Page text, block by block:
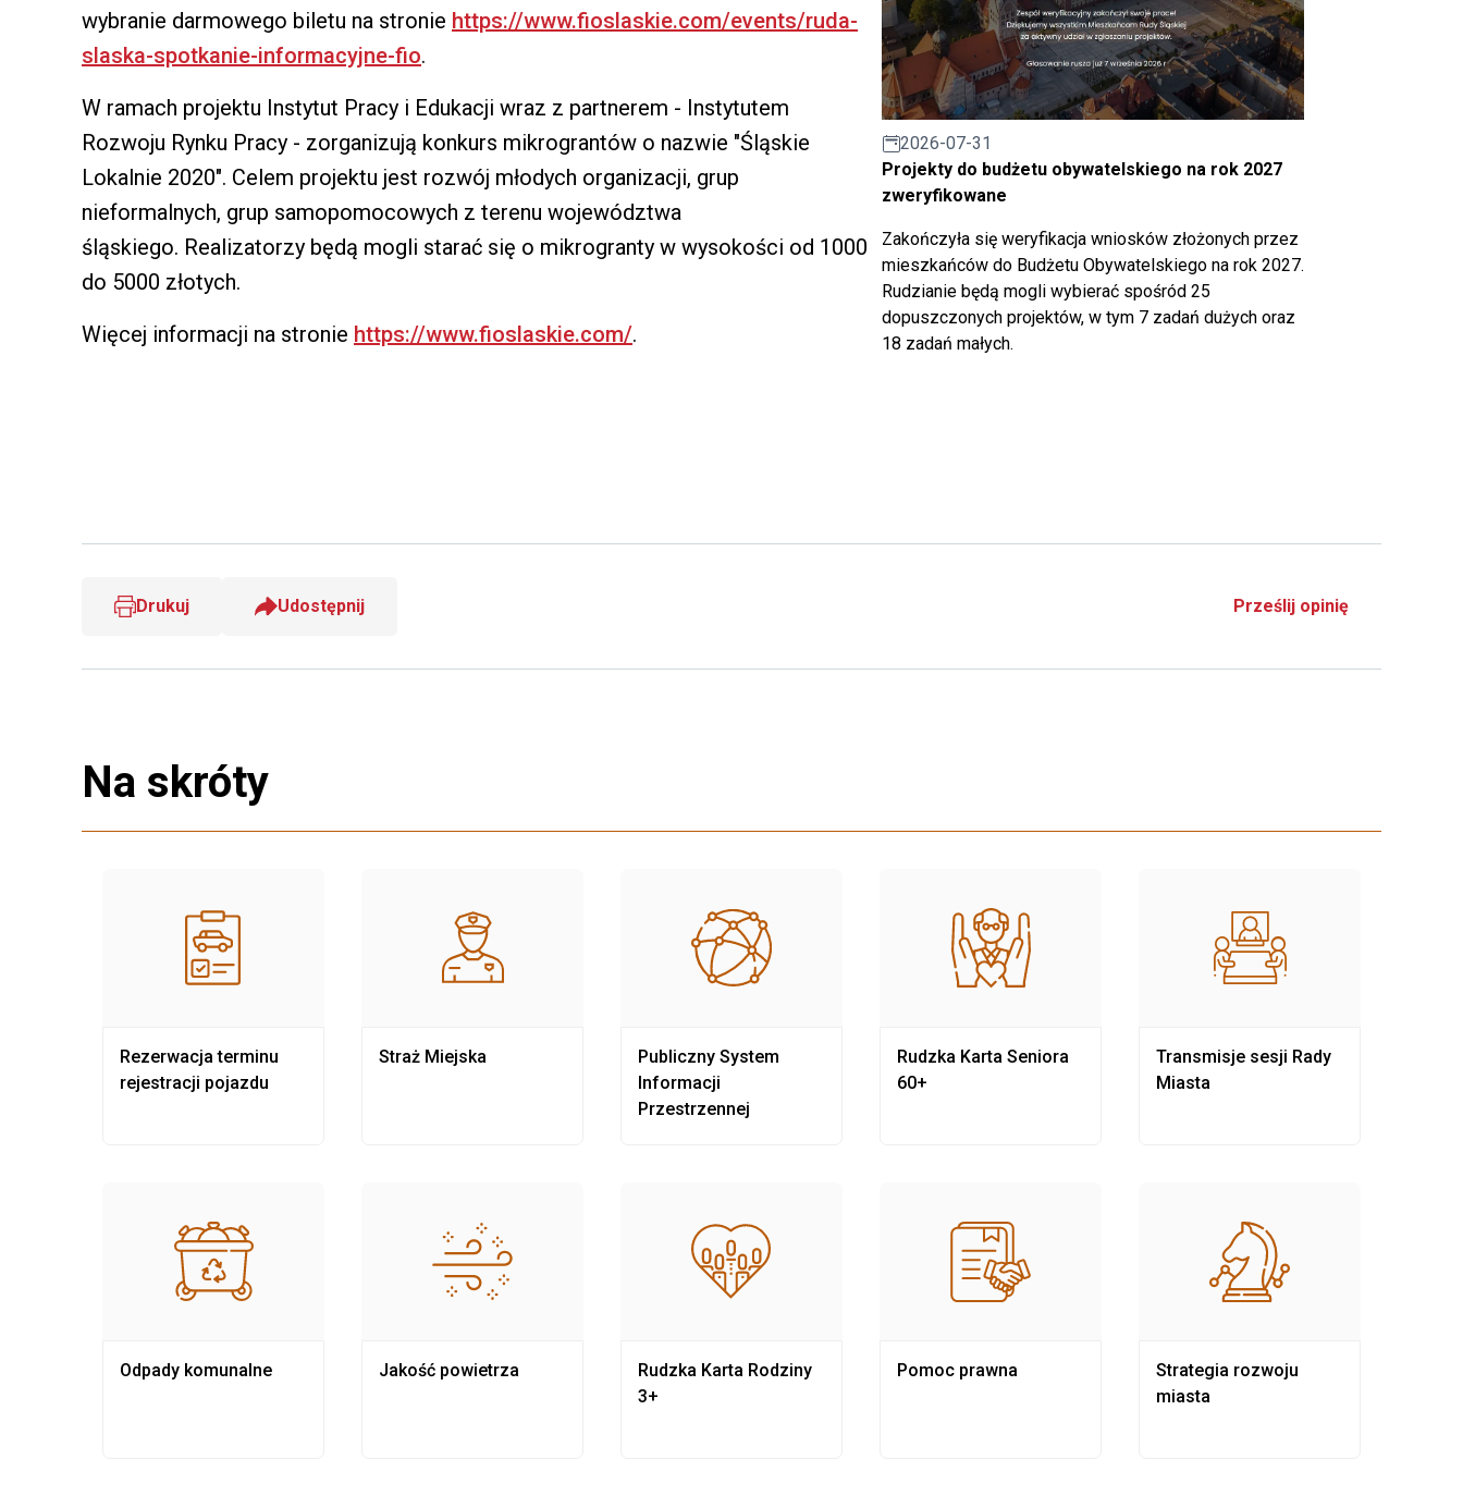
wybranie darmowego biletu na stronie https://www.fioslaskie.com/events/ruda-
slaska-spotkanie-informacyjne-fio.
W ramach projektu Instytut Pracy i Edukacji wraz z partnerem - Instytutem
Rozwoju Rynku Pracy - zorganizują konkurs mikrograntów o nazwie "Śląskie
Lokalnie 2020". Celem projektu jest rozwój młodych organizacji, grup
nieformalnych, grup samopomocowych z terenu województwa
śląskiego. Realizatorzy będą mogli starać się o mikrogranty w wysokości od 1000
do 5000 złotych.
Więcej informacji na stronie https://www.fioslaskie.com/.
2026-07-31
Projekty do budżetu obywatelskiego na rok 2027
zweryfikowane
Zakończyła się weryfikacja wniosków złożonych przez
mieszkańców do Budżetu Obywatelskiego na rok 2027.
Rudzianie będą mogli wybierać spośród 25
dopuszczonych projektów, w tym 7 zadań dużych oraz
18 zadań małych.
Drukuj Udostępnij Prześlij opinię
Na skróty
Rezerwacja terminu
rejestracji pojazdu
Odpady komunalne
Straż Miejska
Jakość powietrza
Publiczny System
Informacji
Przestrzennej
Rudzka Karta Rodziny
3+
Rudzka Karta Seniora
60+
Pomoc prawna
Transmisje sesji Rady
Miasta
Strategia rozwoju
miasta